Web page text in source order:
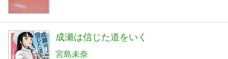
成瀬は信じた道をいく
宮島未奈